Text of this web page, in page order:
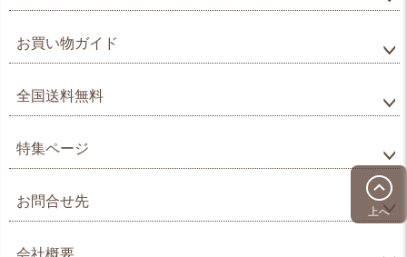
上へ
お買い物ガイド
全国送料無料
特集ページ
お問合せ先